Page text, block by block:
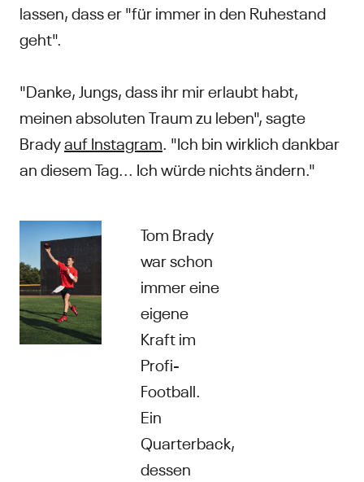
lassen, dass er "für immer in den Ruhestand
geht".
"Danke, Jungs, dass ihr mir erlaubt habt,
meinen absoluten Traum zu leben", sagte
Bradyauf Instagram . "Ich bin wirklich dankbar
an diesem Tag... Ich würde nichts ändern."
Tom Brady
war schon
immer eine
eigene
Kraft im
Profi-
Football.
Ein
Quarterback,
dessen